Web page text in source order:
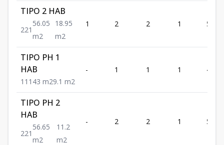
TIPO 2 HAB
221
56.05
m2
18.95
m2
1 2 2 1 56.05
TIPO PH 1
HAB
1 1 1 43 m29.1 m2
- 1 1 1 43
TIPO PH 2
HAB
221
56.65
m2
11.2
m2
- 2 2 1 56.65